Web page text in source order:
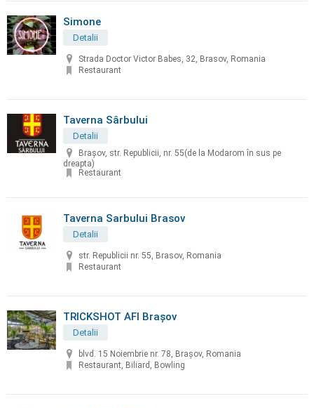
Simone
Detalii
Strada Doctor Victor Babes, 32, Brasov, Romania
Restaurant
Taverna Sârbului
Detalii
Braşov, str. Republicii, nr. 55(de la Modarom în sus pe
dreapta)
Restaurant
Taverna Sarbului Brasov
Detalii
str. Republicii nr. 55, Brasov, Romania
Restaurant
TRICKSHOT AFI Brașov
Detalii
blvd. 15 Noiembrie nr. 78, Brașov, Romania
Restaurant, Biliard, Bowling